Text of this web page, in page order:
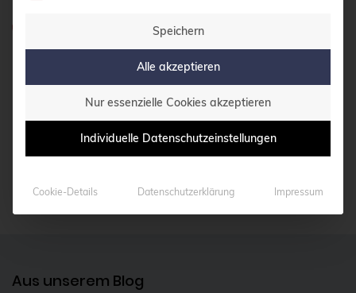
Call for papers
Cassandra
CentOS
CERN
Haben Sie Fragen?
0800 credati(v)
+49 2161 9174200
Aus unserem Blog
Speichern
Alle akzeptieren
Nur essenzielle Cookies akzeptieren
Individuelle Datenschutzeinstellungen
Cookie-Details Datenschutzerklärung Impressum